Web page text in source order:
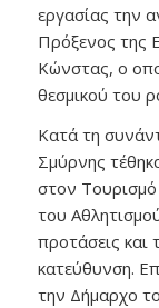
εργασίας την
Πρόξενος της
Κώνστας, ο
θεσμικού του
Κατά τη
Σμύρνης
στον Τουρισμό
του
προτάσεις
κατεύθυνση.
την Δήμαρχο